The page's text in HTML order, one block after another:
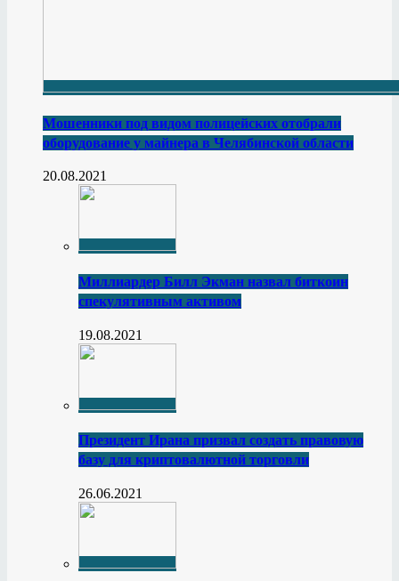
Мошенники под видом полицейских отобрали
оборудование у майнера в Челябинской области
20.08.2021
Миллиардер Билл Экман назвал биткоин
спекулятивным активом
19.08.2021
Президент Ирана призвал создать правовую
базу для криптовалютной торговли
26.06.2021